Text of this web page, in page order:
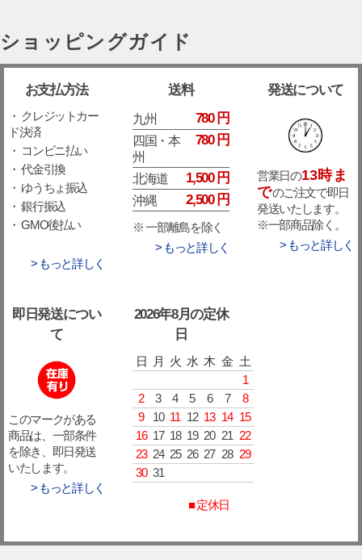
ショッピングガイド
お支払方法
・ クレジットカー
ド決済
・ コンビニ払い
・ 代金引換
・ ゆうちょ振込
・ 銀行振込
・ GMO後払い
> もっと詳しく
送料
九州 780 円
四国・本
州
780 円
北海道 1,500 円
沖縄 2,500 円
※ 一部離島を除く
> もっと詳しく
発送について
営業日の13時ま
でのご注文で即日
発送いたします。
※一部商品除く。
> もっと詳しく
即日発送につい
て
このマークがある
商品は、一部条件
を除き、即日発送
いたします。
> もっと詳しく
2026年8月の定休
日
日 月 火 水 木 金 土
1
2
3 4 5 6 7
8
9
10 11 12 13 14 15
16 17 18 19 20 21 22
23 24 25 26 27 28 29
30 31
■ 定休日